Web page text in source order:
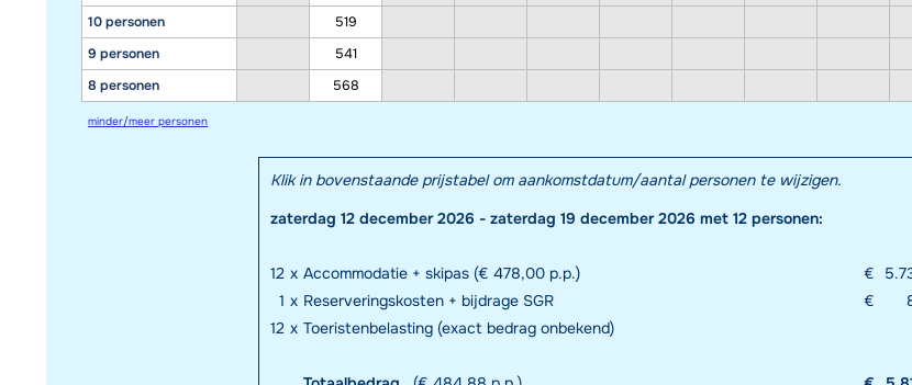
10 personen
9 personen
8 personen
519
541
568
minder/meer personen
Klik in bovenstaande prijstabel om aankomstdatum/aantal personen te wijzigen.
zaterdag 12 december 2026 - zaterdag 19 december 2026 met 12 personen:
12 x Accommodatie + skipas (€ 478,00 p.p.) €
1 x Reserveringskosten + bijdrage SGR €
12 x Toeristenbelasting (exact bedrag onbekend)